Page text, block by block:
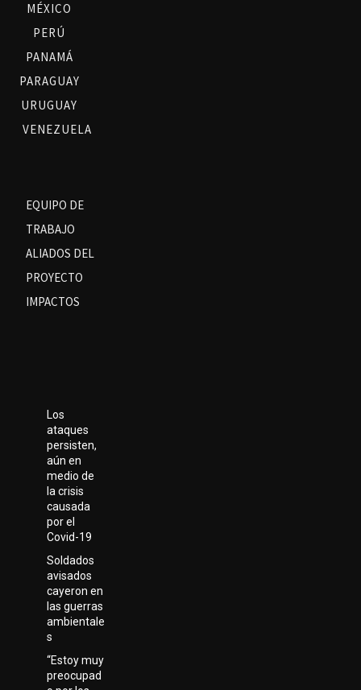
MÉXICO
PERÚ
PANAMÁ
PARAGUAY
URUGUAY
VENEZUELA
EQUIPO DE
TRABAJO
ALIADOS DEL
PROYECTO
IMPACTOS
Los
ataques
persisten,
aún en
medio de
la crisis
causada
por el
Covid-19
Soldados
avisados
cayeron en
las guerras
ambientale
s
“Estoy muy
preocupad